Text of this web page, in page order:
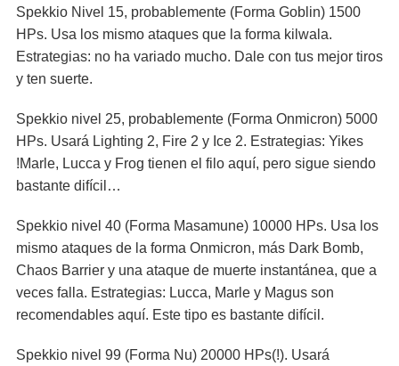
Spekkio Nivel 15, probablemente (Forma Goblin) 1500
HPs. Usa los mismo ataques que la forma kilwala.
Estrategias: no ha variado mucho. Dale con tus mejor tiros
y ten suerte.
Spekkio nivel 25, probablemente (Forma Onmicron) 5000
HPs. Usará Lighting 2, Fire 2 y Ice 2. Estrategias: Yikes
!Marle, Lucca y Frog tienen el filo aquí, pero sigue siendo
bastante difícil…
Spekkio nivel 40 (Forma Masamune) 10000 HPs. Usa los
mismo ataques de la forma Onmicron, más Dark Bomb,
Chaos Barrier y una ataque de muerte instantánea, que a
veces falla. Estrategias: Lucca, Marle y Magus son
recomendables aquí. Este tipo es bastante difícil.
Spekkio nivel 99 (Forma Nu) 20000 HPs(!). Usará